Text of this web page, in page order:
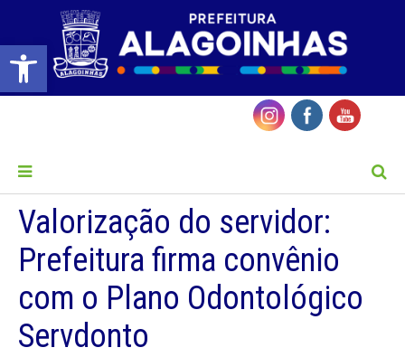
Barra de Ferramentas Aberta
Valorização do servidor:
Prefeitura firma convênio
com o Plano Odontológico
Servdonto